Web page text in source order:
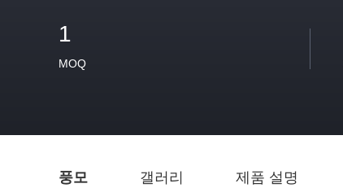
1
MOQ
풍모 갤러리 제품 설명